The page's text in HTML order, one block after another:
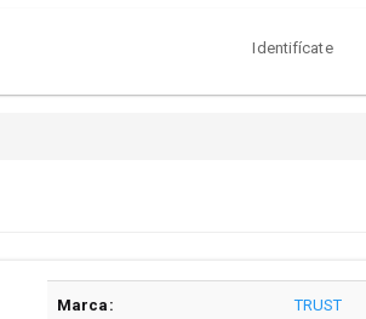
Identifícate
Marca: TRUST